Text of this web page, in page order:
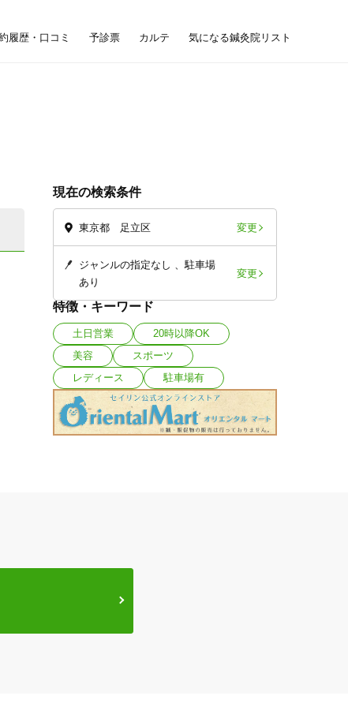
履歴・口コミ 予診票 カルテ 気になる鍼灸院リスト
現在の検索条件
東京都 足立区 変更
ジャンルの指定なし
駐車場
あり
変更
特徴・キーワード
土日営業
20時以降OK
美容
スポーツ
レディース
駐車場有